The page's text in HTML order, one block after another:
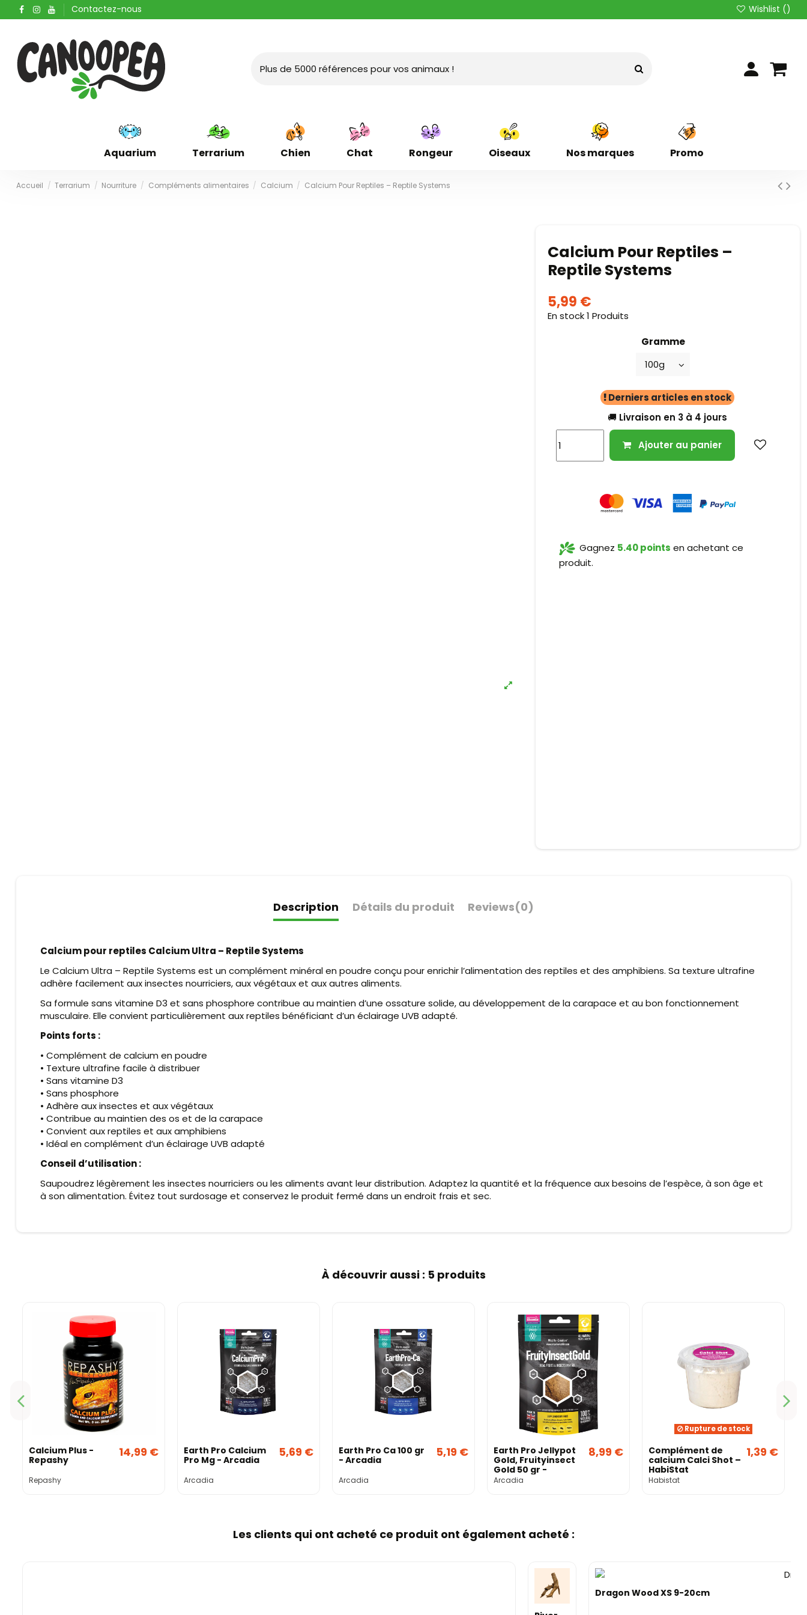
Contactez-nous Wishlist ()
Aquarium Terrarium Chien Chat Rongeur Oiseaux Nos marques Promo
Accueil Terrarium Nourriture Compléments alimentaires Calcium Calcium Pour Reptiles – Reptile Systems
Calcium Pour Reptiles –
Reptile Systems
5,99 €
En stock1 Produits
Gramme
Derniers articles en stock
🚚 Livraison en 3 à 4 jours
Ajouter au panier
Gagnez 5.40 points en achetant ce
produit.
Description Détails du produit Reviews(0)
Calcium pour reptiles Calcium Ultra – Reptile Systems
Le Calcium Ultra – Reptile Systems est un complément minéral en poudre conçu pour enrichir l’alimentation des reptiles et des amphibiens. Sa texture ultrafine
adhère facilement aux insectes nourriciers, aux végétaux et aux autres aliments.
Sa formule sans vitamine D3 et sans phosphore contribue au maintien d’une ossature solide, au développement de la carapace et au bon fonctionnement
musculaire. Elle convient particulièrement aux reptiles bénéficiant d’un éclairage UVB adapté.
Points forts :
• Complément de calcium en poudre
• Texture ultrafine facile à distribuer
• Sans vitamine D3
• Sans phosphore
• Adhère aux insectes et aux végétaux
• Contribue au maintien des os et de la carapace
• Convient aux reptiles et aux amphibiens
• Idéal en complément d’un éclairage UVB adapté
Conseil d’utilisation :
Saupoudrez légèrement les insectes nourriciers ou les aliments avant leur distribution. Adaptez la quantité et la fréquence aux besoins de l’espèce, à son âge et
à son alimentation. Évitez tout surdosage et conservez le produit fermé dans un endroit frais et sec.
À découvrir aussi : 5 produits
Calcium Plus -
Repashy
Repashy
14,99 €
Earth Pro Calcium
Pro Mg - Arcadia
Arcadia
5,69 €
Earth Pro Ca 100 gr
- Arcadia
Arcadia
5,19 €
Earth Pro Jellypot
Gold, Fruityinsect
Gold 50 gr -
Arcadia
Arcadia
8,99 €
Rupture de stock
Complément de
calcium Calci Shot –
HabiStat
Habistat
1,39 €
Les clients qui ont acheté ce produit ont également acheté :
Dragon Wood XS 9-20cm